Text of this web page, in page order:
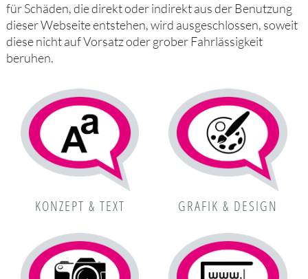
für Schäden, die direkt oder indirekt aus der Benutzung
dieser Webseite entstehen, wird ausgeschlossen, soweit
diese nicht auf Vorsatz oder grober Fahrlässigkeit
beruhen.
KONZEPT & TEXT GRAFIK & DESIGN